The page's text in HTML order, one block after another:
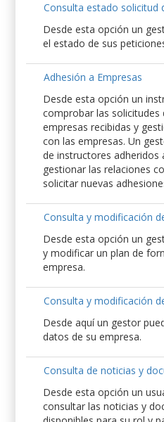
Consulta estado solicitud
Desde esta opción un
el estado de sus
Adhesión a Empresas
Desde esta opción un
comprobar las solicitudes
empresas recibidas y
con las empresas. Un
de instructores adheridos
gestionar las relaciones
solicitar nuevas
Consulta y modificación
Desde esta opción un
y modificar un plan de
empresa.
Consulta y modificación
Desde aquí un gestor
datos de su empresa.
Consulta de noticias y
Desde esta opción un
consultar las noticias y